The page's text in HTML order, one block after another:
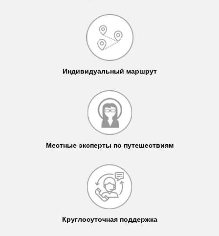
Индивидуальный маршрут
Местные эксперты по путешествиям
Круглосуточная поддержка